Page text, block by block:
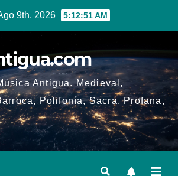
9th, 2026 5:12:52 AM
Antigua. Medieval,
Polifonía, Sacra, Profana,